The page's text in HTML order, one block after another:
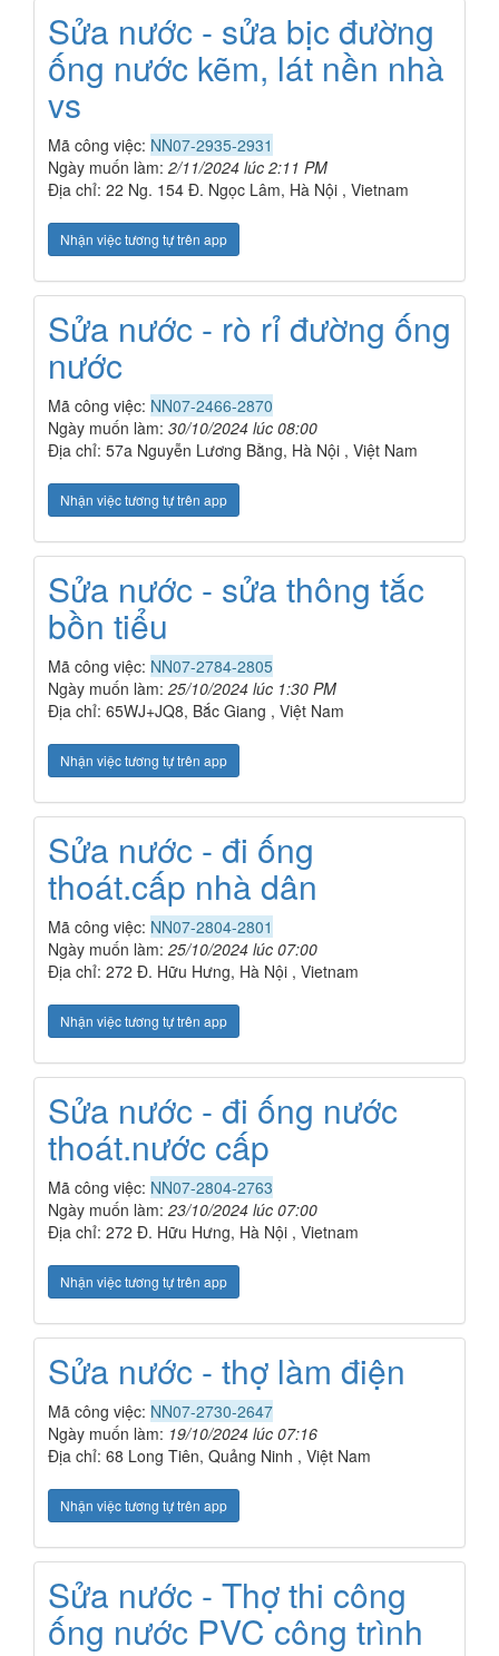
Sửa nước - sửa bịc đường
ống nước kẽm, lát nền nhà
vs
Mã công việc: NN07-2935-2931
Ngày muốn làm: 2/11/2024 lúc 2:11 PM
Địa chỉ: 22 Ng. 154 Đ. Ngọc Lâm, Hà Nội , Vietnam
Nhận việc tương tự trên app
Sửa nước - rò rỉ đường ống
nước
Mã công việc: NN07-2466-2870
Ngày muốn làm: 30/10/2024 lúc 08:00
Địa chỉ: 57a Nguyễn Lương Bằng, Hà Nội , Việt Nam
Nhận việc tương tự trên app
Sửa nước - sửa thông tắc
bồn tiểu
Mã công việc: NN07-2784-2805
Ngày muốn làm: 25/10/2024 lúc 1:30 PM
Địa chỉ: 65WJ+JQ8, Bắc Giang , Việt Nam
Nhận việc tương tự trên app
Sửa nước - đi ống
thoát.cấp nhà dân
Mã công việc: NN07-2804-2801
Ngày muốn làm: 25/10/2024 lúc 07:00
Địa chỉ: 272 Đ. Hữu Hưng, Hà Nội , Vietnam
Nhận việc tương tự trên app
Sửa nước - đi ống nước
thoát.nước cấp
Mã công việc: NN07-2804-2763
Ngày muốn làm: 23/10/2024 lúc 07:00
Địa chỉ: 272 Đ. Hữu Hưng, Hà Nội , Vietnam
Nhận việc tương tự trên app
Sửa nước - thợ làm điện
Mã công việc: NN07-2730-2647
Ngày muốn làm: 19/10/2024 lúc 07:16
Địa chỉ: 68 Long Tiên, Quảng Ninh , Việt Nam
Nhận việc tương tự trên app
Sửa nước - Thợ thi công
ống nước PVC công trình